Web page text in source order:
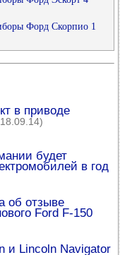
Форд Скорпио 1
в приводе
будет
в год
об отзыве
Ford F-150
и Lincoln Navigator